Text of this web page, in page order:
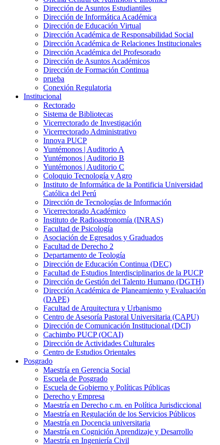
Dirección de Asuntos Estudiantiles
Dirección de Informática Académica
Dirección de Educación Virtual
Dirección Académica de Responsabilidad Social
Dirección Académica de Relaciones Institucionales
Dirección Académica del Profesorado
Dirección de Asuntos Académicos
Dirección de Formación Continua
prueba
Conexión Regulatoria
Institucional
Rectorado
Sistema de Bibliotecas
Vicerrectorado de Investigación
Vicerrectorado Administrativo
Innova PUCP
Yuntémonos | Auditorio A
Yuntémonos | Auditorio B
Yuntémonos | Auditorio C
Coloquio Tecnología y Agro
Instituto de Informática de la Pontificia Universidad
Católica del Perú
Dirección de Tecnologías de Información
Vicerrectorado Académico
Instituto de Radioastronomía (INRAS)
Facultad de Psicología
Asociación de Egresados y Graduados
Facultad de Derecho 2
Departamento de Teología
Dirección de Educación Continua (DEC)
Facultad de Estudios Interdisciplinarios de la PUCP
Dirección de Gestión del Talento Humano (DGTH)
Dirección Académica de Planeamiento y Evaluación
(DAPE)
Facultad de Arquitectura y Urbanismo
Centro de Asesoría Pastoral Universitaria (CAPU)
Dirección de Comunicación Institucional (DCI)
Cachimbo PUCP (OCAI)
Dirección de Actividades Culturales
Centro de Estudios Orientales
Posgrado
Maestría en Gerencia Social
Escuela de Posgrado
Escuela de Gobierno y Políticas Públicas
Derecho y Empresa
Maestría en Derecho c.m. en Política Jurisdiccional
Maestría en Regulación de los Servicios Públicos
Maestría en Docencia universitaria
Maestría en Cognición Aprendizaje y Desarrollo
Maestría en Ingeniería Civil